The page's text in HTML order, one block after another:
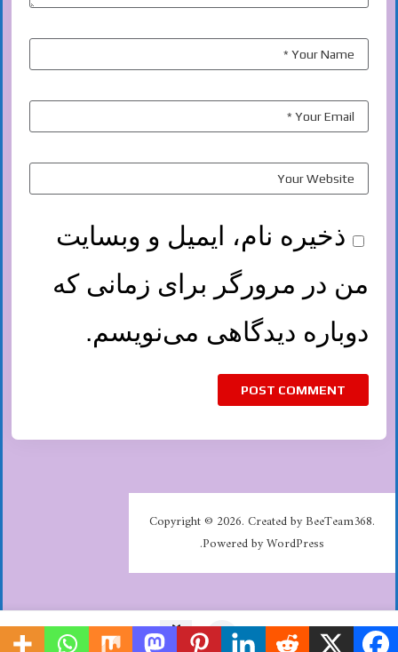
ذخیره نام، ایمیل و وبسایت
من در مرورگر برای زمانی که
دوباره دیدگاهی می‌نویسم.
Copyright © 2026. Created by BeeTeam368.
Powered by WordPress.